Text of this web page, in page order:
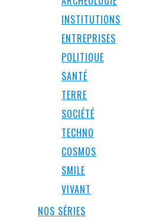
INSTITUTIONS
ENTREPRISES
POLITIQUE
SANTÉ
TERRE
SOCIÉTÉ
TECHNO
COSMOS
SMILE
VIVANT
NOS SÉRIES